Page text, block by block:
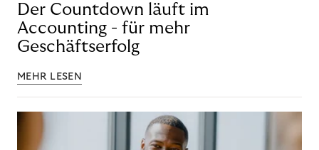
Der Countdown läuft im
Accounting - für mehr
Geschäftserfolg
MEHR LESEN